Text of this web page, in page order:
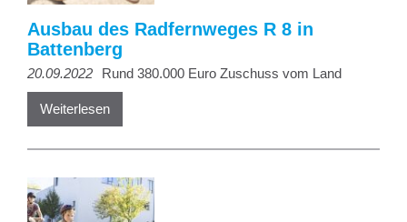
Ausbau des Radfernweges R 8 in
Battenberg
20.09.2022 Rund 380.000 Euro Zuschuss vom Land
Weiterlesen